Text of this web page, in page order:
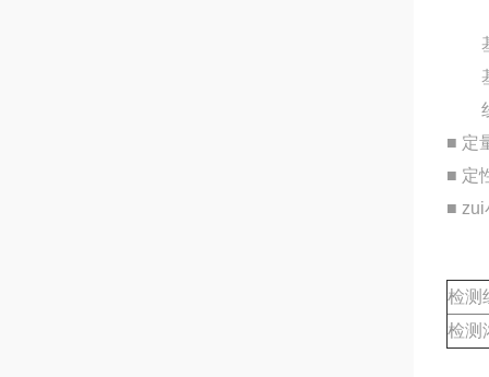
基
基
线
■ 定
■ 定
■ zui
检测
检测